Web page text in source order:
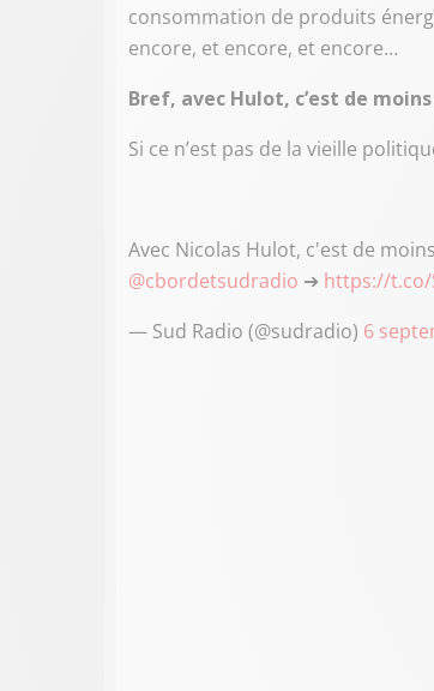
consommation de produits
encore, et encore, et encore…
Bref, avec Hulot, c’est de
Si ce n’est pas de la vieille
Avec Nicolas Hulot, c'est de
@cbordetsudradio ➔ https://t.co/
— Sud Radio (@sudradio) 6